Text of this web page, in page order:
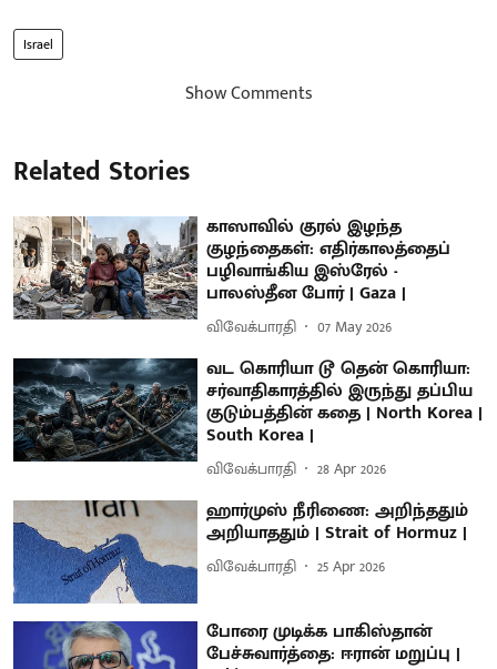
Israel
Show Comments
Related Stories
காஸாவில் குரல் இழந்த
குழந்தைகள்: எதிர்காலத்தைப்
பழிவாங்கிய இஸ்ரேல் -
பாலஸ்தீன போர் | Gaza |
விவேக்பாரதி 07 May 2026
வட கொரியா டூ தென் கொரியா:
சர்வாதிகாரத்தில் இருந்து தப்பிய
குடும்பத்தின் கதை | North Korea |
South Korea |
விவேக்பாரதி 28 Apr 2026
ஹார்முஸ் நீரிணை: அறிந்ததும்
அறியாததும் | Strait of Hormuz |
விவேக்பாரதி 25 Apr 2026
போரை முடிக்க பாகிஸ்தான்
பேச்சுவார்த்தை: ஈரான் மறுப்பு |